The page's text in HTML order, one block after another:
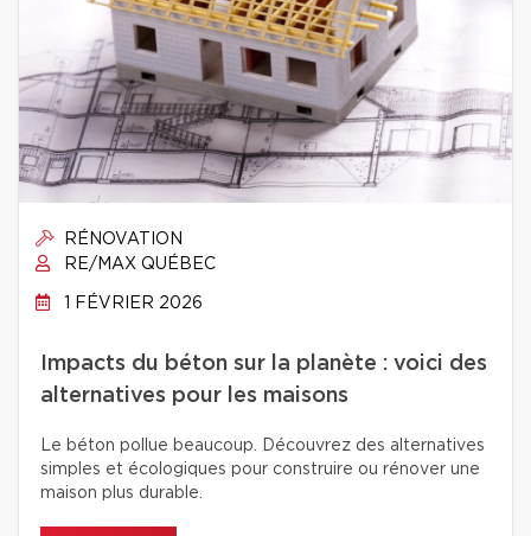
RÉNOVATION
RE/MAX QUÉBEC
1 FÉVRIER 2026
Impacts du béton sur la planète : voici des
alternatives pour les maisons
Le béton pollue beaucoup. Découvrez des alternatives
simples et écologiques pour construire ou rénover une
maison plus durable.